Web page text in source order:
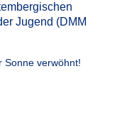
Jugend (DMM
Sonne verwöhnt!